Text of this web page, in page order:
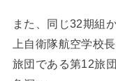
また、同じ32期組か
上自衛隊航空学校
旅団である第12旅